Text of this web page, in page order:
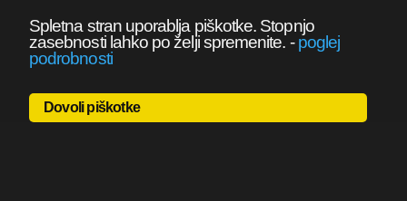
Spletna stran uporablja piškotke. Stopnjo
zasebnosti lahko po želji spremenite. -poglej
podrobnosti
Dovoli piškotke